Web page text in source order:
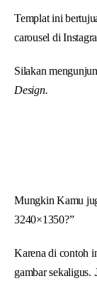
Templat ini
carousel di
Silakan
Design.
Mungkin Kamu
3240×1350?”
Karena di contoh
gambar sekaligus.